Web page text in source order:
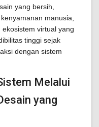
yang bersih,
manusia,
virtual yang
tinggi sejak
dengan sistem
Melalui
yang